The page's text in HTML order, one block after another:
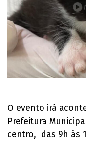
O evento irá
Prefeitura
centro, das 9h às